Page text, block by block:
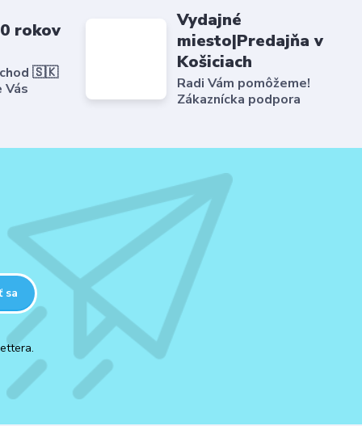
rokov
🇸🇰
Vás
Vydajné
miesto|Predajňa v
Košiciach
Radi Vám pomôžeme!
Zákaznícka podpora
sa